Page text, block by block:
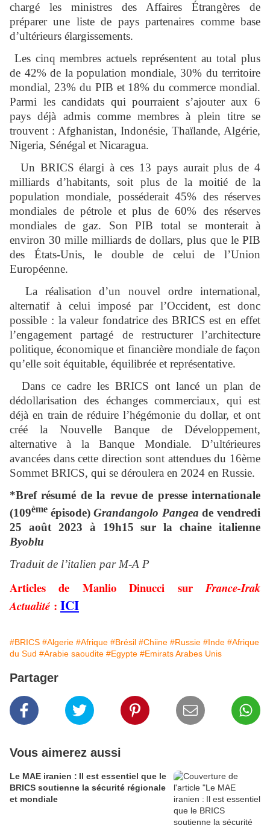
chargé les ministres des Affaires Étrangères de
préparer une liste de pays partenaires comme base
d’ultérieurs élargissements.
Les cinq membres actuels représentent au total plus
de 42% de la population mondiale, 30% du territoire
mondial, 23% du PIB et 18% du commerce mondial.
Parmi les candidats qui pourraient s’ajouter aux 6
pays déjà admis comme membres à plein titre se
trouvent : Afghanistan, Indonésie, Thaïlande, Algérie,
Nigeria, Sénégal et Nicaragua.
Un BRICS élargi à ces 13 pays aurait plus de 4
milliards d’habitants, soit plus de la moitié de la
population mondiale, posséderait 45% des réserves
mondiales de pétrole et plus de 60% des réserves
mondiales de gaz. Son PIB total se monterait à
environ 30 mille milliards de dollars, plus que le PIB
des États-Unis, le double de celui de l’Union
Européenne.
La réalisation d’un nouvel ordre international,
alternatif à celui imposé par l’Occident, est donc
possible : la valeur fondatrice des BRICS est en effet
l’engagement partagé de restructurer l’architecture
politique, économique et financière mondiale de façon
qu’elle soit équitable, équilibrée et représentative.
Dans ce cadre les BRICS ont lancé un plan de
dédollarisation des échanges commerciaux, qui est
déjà en train de réduire l’hégémonie du dollar, et ont
créé la Nouvelle Banque de Développement,
alternative à la Banque Mondiale. D’ultérieures
avancées dans cette direction sont attendues du 16ème
Sommet BRICS, qui se déroulera en 2024 en Russie.
*Bref résumé de la revue de presse internationale
(109ème épisode)Grandangolo Pangeade vendredi
25 août 2023 à 19h15 sur la chaine italienne
Byoblu
Traduit de l’italien par M-A P
Articles de Manlio Dinucci surFrance-Irak
Actualité : ICI
#BRICS #Algerie #Afrique #Brésil #Chiine #Russie #Inde #Afrique
du Sud #Arabie saoudite #Egypte #Emirats Arabes Unis
Partager
Vous aimerez aussi
Le MAE iranien : Il est essentiel que le
BRICS soutienne la sécurité régionale
et mondiale